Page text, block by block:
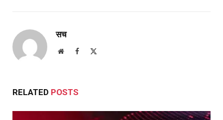
सच
WebsiteFacebook
RELATED POSTS